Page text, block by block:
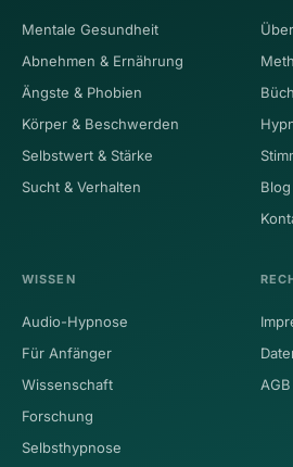
Mentale Gesundheit
Abnehmen & Ernährung
Ängste & Phobien
Körper & Beschwerden
Selbstwert & Stärke
Sucht & Verhalten
Blog
WISSEN
Audio-Hypnose
Für Anfänger
Wissenschaft
Forschung
Selbsthypnose
AGB